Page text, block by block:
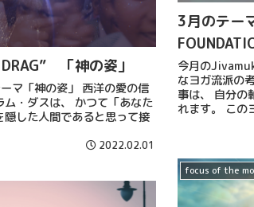
3月のテー
今月の
なヨガ流派の
事は、 自分の
れます。 この
「神の姿」
マ「神の姿」 西洋の愛の信
・ダスは、 かつて「あなた
した人間であると思って接
2022.02.01
focus of the